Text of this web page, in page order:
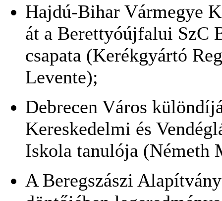
Hajdú-Bihar Vármegye
át a Berettyóújfalui SzC
csapata (Kerékgyártó
Levente);
Debrecen Város
Kereskedelmi és
Iskola tanulója (Németh
A Beregszászi